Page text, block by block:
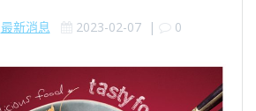
最新消息 2023-02-07| 0